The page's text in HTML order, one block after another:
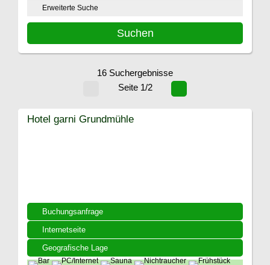
Erweiterte Suche
16 Suchergebnisse
Seite 1/2
Buchungsanfrage
Internetseite
Geografische Lage
Hotel garni Grundmühle